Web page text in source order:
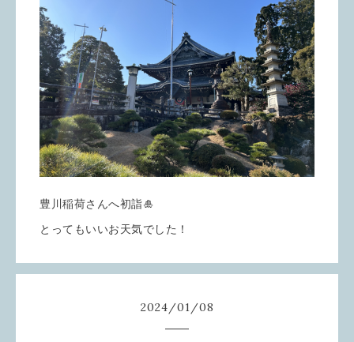
豊川稲荷さんへ初詣🎍
とってもいいお天気でした！
2024/01/08